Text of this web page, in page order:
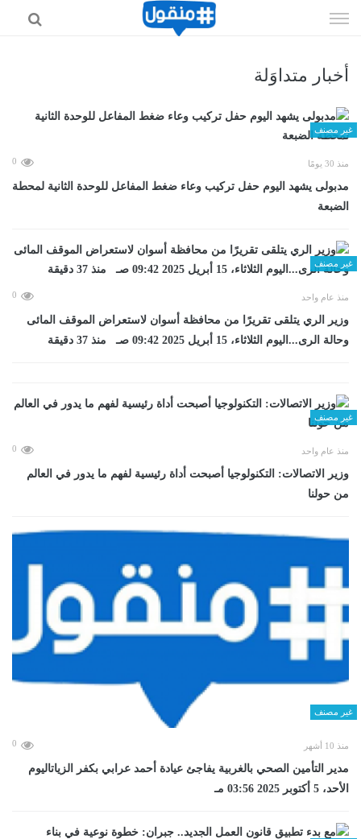
الى
أخبار متداوَلة
غير مصنف
منذ 30 يومًا 0
مدبولى يشهد اليوم حفل تركيب وعاء ضغط المفاعل للوحدة الثانية لمحطة
الضبعة
غير مصنف
منذ عام واحد 0
وزير الري يتلقى تقريرًا من محافظة أسوان لاستعراض الموقف المائى
وحالة الرى...اليوم الثلاثاء، 15 أبريل 2025 09:42 صـ منذ 37 دقيقة
غير مصنف
منذ عام واحد 0
وزير الاتصالات: التكنولوجيا أصبحت أداة رئيسية لفهم ما يدور في العالم
من حولنا
غير مصنف
منذ 10 أشهر 0
مدير التأمين الصحي بالغربية يفاجئ عيادة أحمد عرابي بكفر الزياتاليوم
الأحد، 5 أكتوبر 2025 03:56 مـ